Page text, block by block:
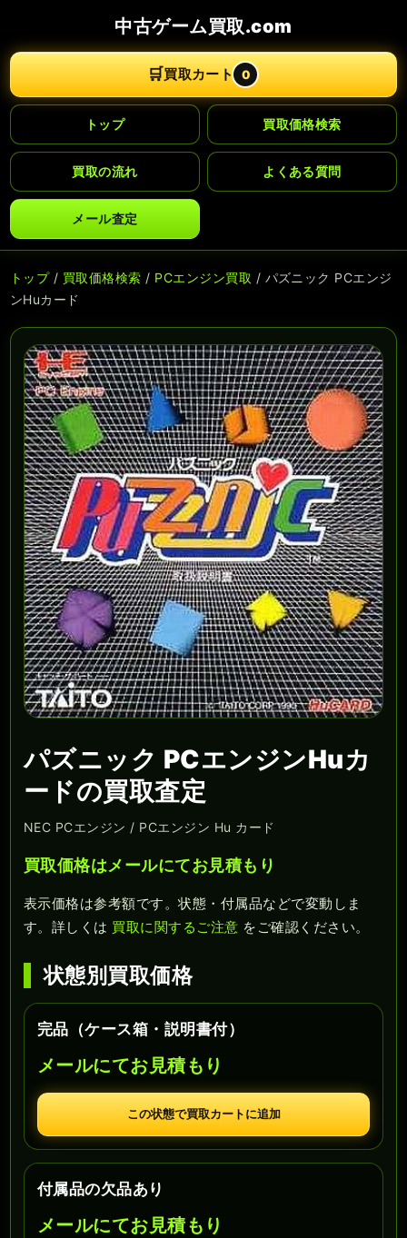
中古ゲーム買取.com
🛒買取カート 0
トップ 買取価格検索
買取の流れ よくある質問
メール査定
トップ/ 買取価格検索 / PCエンジン買取 / パズニック PCエンジ
ンHuカード
パズニック PCエンジンHuカ
ードの買取査定
NEC PCエンジン / PCエンジン Hu カード
買取価格はメールにてお見積もり
表示価格は参考額です。状態・付属品などで変動しま
す。詳しくは 買取に関するご注意 をご確認ください。
状態別買取価格
完品（ケース箱・説明書付）
メールにてお見積もり
この状態で買取カートに追加
付属品の欠品あり
メールにてお見積もり